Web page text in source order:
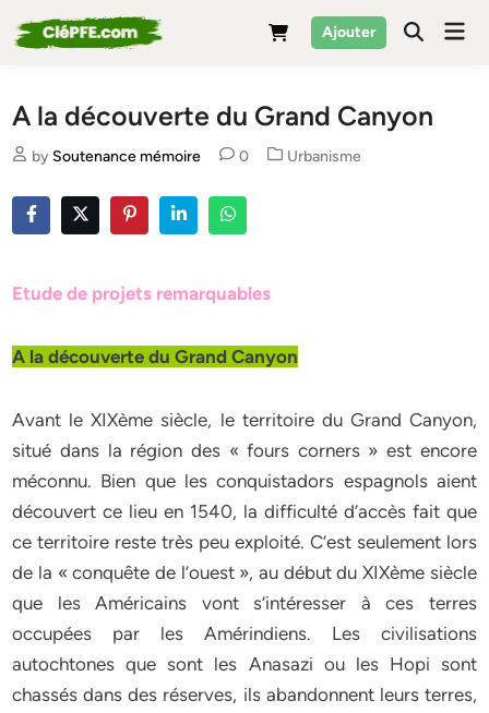
to
Ajouter
A la découverte du Grand Canyon
by Soutenance mémoire 0
Posted
Urbanisme
Etude de projets remarquables
A la découverte du Grand Canyon
Avant le XIXème siècle, le territoire du Grand Canyon,
situé dans la région des « fours corners » est encore
méconnu. Bien que les conquistadors espagnols aient
découvert ce lieu en 1540, la difficulté d’accès fait que
ce territoire reste très peu exploité. C’est seulement lors
de la « conquête de l’ouest », au début du XIXème siècle
que les Américains vont s’intéresser à ces terres
occupées par les Amérindiens. Les civilisations
autochtones que sont les Anasazi ou les Hopi sont
chassés dans des réserves, ils abandonnent leurs terres,